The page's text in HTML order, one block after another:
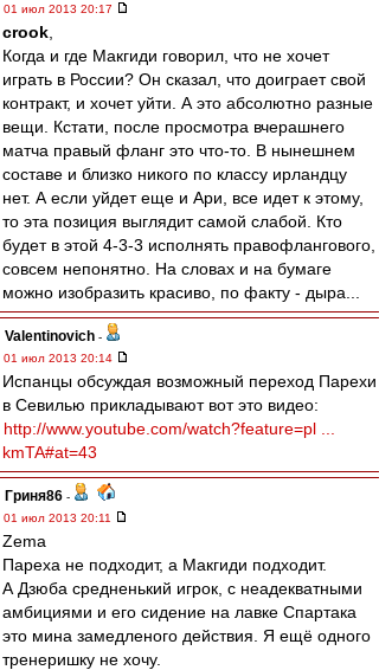
01 июл 2013 20:17
crook
Когда и где Макгиди говорил, что не хочет
играть в России? Он сказал, что доиграет свой
контракт, и хочет уйти. А это абсолютно разные
вещи. Кстати, после просмотра вчерашнего
матча правый фланг это что-то. В нынешнем
составе и близко никого по классу ирландцу
нет. А если уйдет еще и Ари, все идет к этому,
то эта позиция выглядит самой слабой. Кто
будет в этой 4-3-3 исполнять правофлангового,
совсем непонятно. На словах и на бумаге
можно изобразить красиво, по факту - дыра...
Valentinovich -
01 июл 2013 20:14
Испанцы обсуждая возможный переход Парехи
в Севилью прикладывают вот это видео:
http://www.youtube.com/watch?feature=pl ...
kmTA#at=43
Гриня86 -
01 июл 2013 20:11
Zema
Пареха не подходит, а Макгиди подходит.
А Дзюба средненький игрок, с неадекватными
амбициями и его сидение на лавке Спартака
это мина замедленого действия. Я ещё одного
тренеришку не хочу.